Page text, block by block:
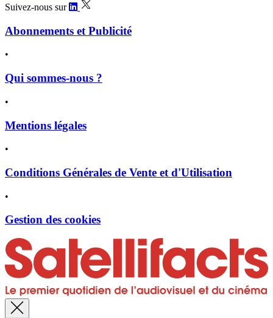
Suivez-nous sur
Abonnements et Publicité
•
Qui sommes-nous ?
•
Mentions légales
•
Conditions Générales de Vente et d'Utilisation
•
Gestion des cookies